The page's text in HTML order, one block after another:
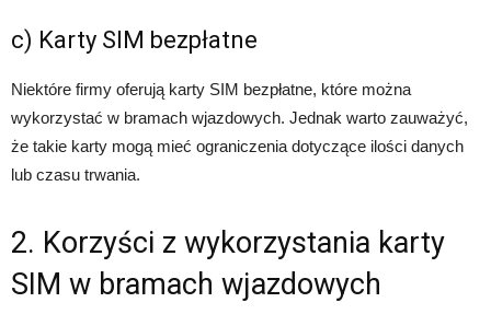
c) Karty SIM bezpłatne
Niektóre firmy oferują karty SIM bezpłatne, które można
wykorzystać w bramach wjazdowych. Jednak warto zauważyć,
że takie karty mogą mieć ograniczenia dotyczące ilości danych
lub czasu trwania.
2. Korzyści z wykorzystania karty
SIM w bramach wjazdowych